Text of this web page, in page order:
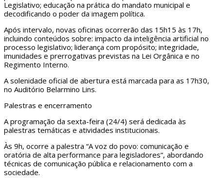
Legislativo; educação na prática do mandato municipal e
decodificando o poder da imagem política.
Após intervalo, novas oficinas ocorrerão das 15h15 às 17h,
incluindo conteúdos sobre: impacto da inteligência artificial no
processo legislativo; liderança com propósito; integridade,
imunidades e prerrogativas previstas na Lei Orgânica e no
Regimento Interno.
A solenidade oficial de abertura está marcada para as 17h30,
no Auditório Belarmino Lins.
Palestras e encerramento
A programação da sexta-feira (24/4) será dedicada às
palestras temáticas e atividades institucionais.
Às 9h, ocorre a palestra “A voz do povo: comunicação e
oratória de alta performance para legisladores”, abordando
técnicas de comunicação pública e relacionamento com a
sociedade.